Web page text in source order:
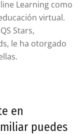
Learning como
virtual.
Stars,
le ha otorgado
en
puedes